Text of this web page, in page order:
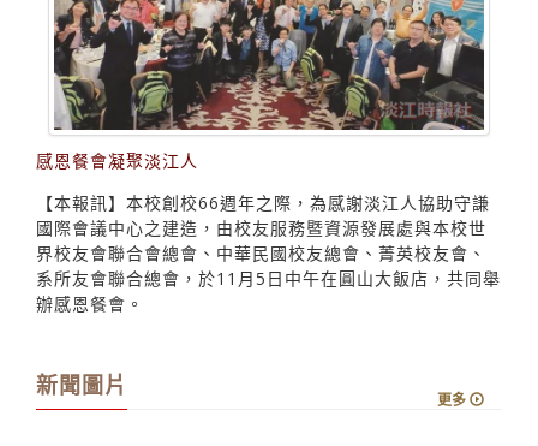
感恩餐會凝聚淡江人
【本報訊】本校創校66週年之際，為感謝淡江人協助守謙
國際會議中心之建造，由校友服務暨資源發展處與本校世
界校友會聯合會總會、中華民國校友總會、菁英校友會、
系所友會聯合總會，於11月5日中午在圓山大飯店，共同舉
新聞圖片